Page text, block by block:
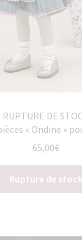
RUPTURE DE
« Ondine »
65,00€
Rupture de stock